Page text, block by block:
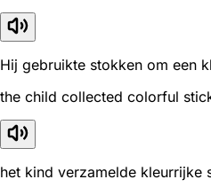
Hij gebruikte stokken om een
the child collected colorful
het kind verzamelde kleurrijke